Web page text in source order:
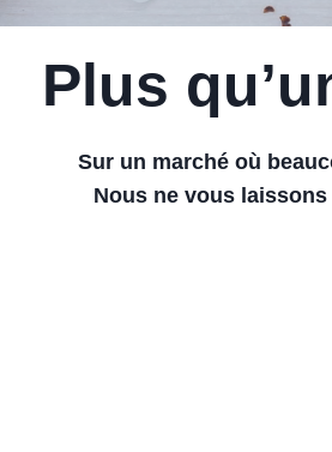
Plus
Sur un marché où
Nous ne vous